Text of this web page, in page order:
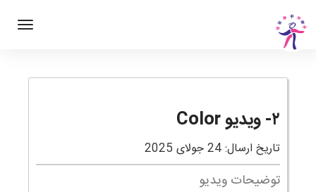
۲- ویدیو Color
تاریخ ارسال: 24 جولای 2025
توضیحات ویدیو